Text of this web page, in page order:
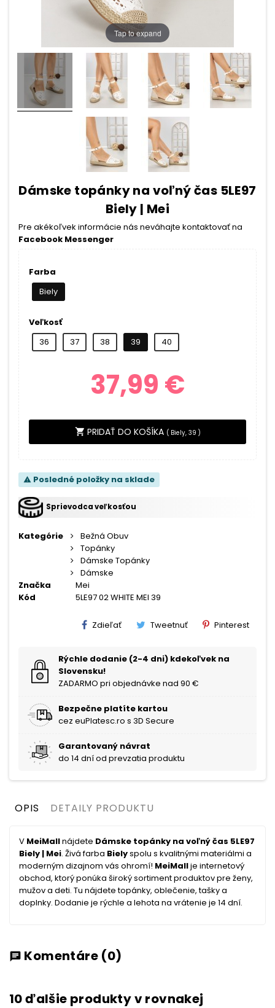
Tap to expand
Dámske topánky na voľný čas 5LE97
Biely | Mei
Pre akékoľvek informácie nás neváhajte kontaktovať na
Facebook Messenger
Farba
Biely
Veľkosť
36
37 38 39 40
37,99 €
shopping_cart PRIDAŤ DO KOŠÍKA ( Biely, 39 )
warning Posledné položky na sklade
Sprievodca veľkosťou
Kategórie
Bežná Obuv
Topánky
Dámske Topánky
Dámske
Značka
Mei
Kód
5LE97 02 WHITE MEI 39
Zdieľať Tweetnuť Pinterest
Rýchle dodanie (2-4 dni) kdekoľvek na
Slovensku!
ZADARMO pri objednávke nad 90 €
Bezpečne platíte kartou
cez euPlatesc.ro s 3D Secure
Garantovaný návrat
do 14 dní od prevzatia produktu
OPIS DETAILY PRODUKTU
V MeiMallnájdete Dámske topánky na voľný čas 5LE97
Biely | Mei. Živá farba Bielyspolu s kvalitnými materiálmi a
moderným dizajnom vás ohromí! MeiMallje internetový
obchod, ktorý ponúka široký sortiment produktov pre ženy,
mužov a deti. Tu nájdete topánky, oblečenie, tašky a
doplnky. Dodanie je rýchle a lehota na vrátenie je 14 dní.
chat Komentáre (0)
10 ďalšie produkty v rovnakej